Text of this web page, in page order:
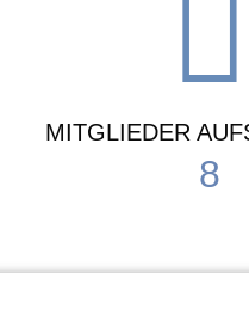
MITGLIEDER
8